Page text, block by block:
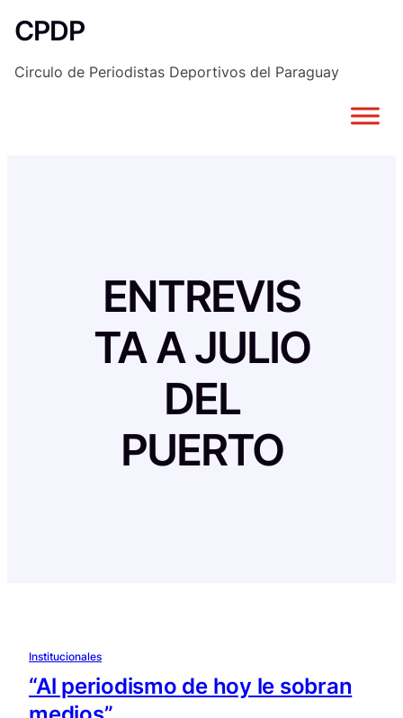
Saltar
al
contenido
CPDP
Circulo de Periodistas Deportivos del Paraguay
ENTREVIS
TA A JULIO
DEL
PUERTO
Institucionales
“Al periodismo de hoy le sobran